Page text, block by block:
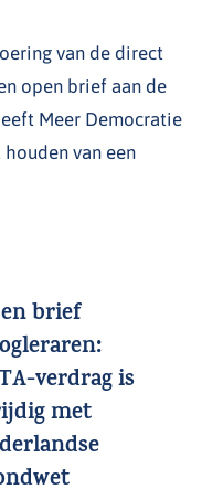
van de direct
open brief aan de
Meer Democratie
van een
brief
verdrag is
met